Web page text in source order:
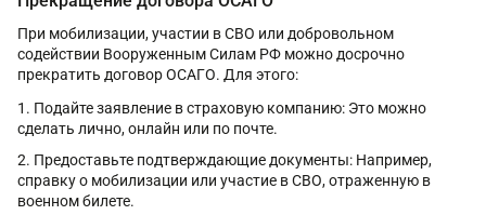
При мобилизации, участии в СВО или добровольном
содействии Вооруженным Силам РФ можно досрочно
прекратить договор ОСАГО. Для этого:
Подайте заявление в страховую компанию: Это можно
сделать лично, онлайн или по почте.
Предоставьте подтверждающие документы: Например,
справку о мобилизации или участие в СВО, отраженную в
военном билете.